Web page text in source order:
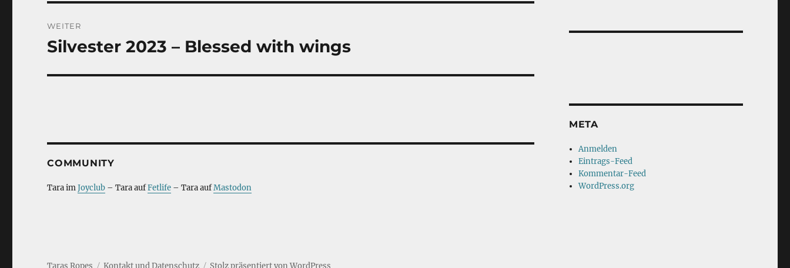
WEITER
Nächster
Silvester 2023 – Blessed with wings
COMMUNITY
Tara imJoyclub – Tara aufFetlife – Tara aufMastodon
META
Anmelden
Eintrags-Feed
Kommentar-Feed
WordPress.org